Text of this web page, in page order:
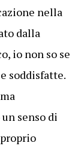
nella
dalla
io non so se
soddisfatte.
senso di